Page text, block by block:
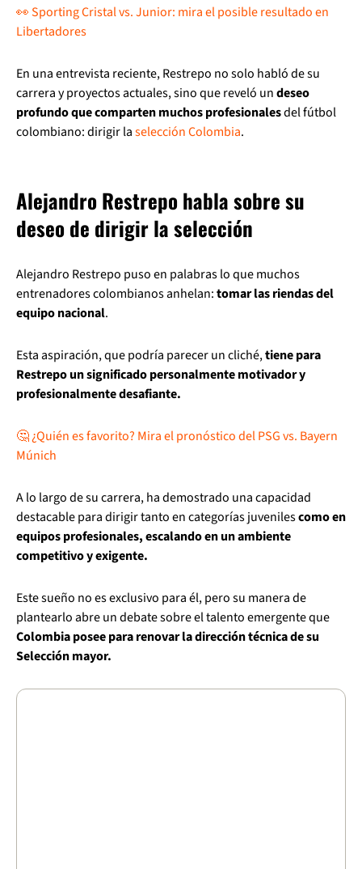
👀 Sporting Cristal vs. Junior: mira el posible resultado en
Libertadores
En una entrevista reciente, Restrepo no solo habló de su
carrera y proyectos actuales, sino que reveló undeseo
profundo que comparten muchos profesionalesdel fútbol
colombiano: dirigir laselección Colombia.
Alejandro Restrepo habla sobre su
deseo de dirigir la selección
Alejandro Restrepo puso en palabras lo que muchos
entrenadores colombianos anhelan:tomar las riendas del
equipo nacional.
Esta aspiración, que podría parecer un cliché,tiene para
Restrepo un significado personalmente motivador y
profesionalmente desafiante.
🤔 ¿Quién es favorito? Mira el pronóstico del PSG vs. Bayern
Múnich
A lo largo de su carrera, ha demostrado una capacidad
destacable para dirigir tanto en categorías juvenilescomo en
equipos profesionales, escalando en un ambiente
competitivo y exigente.
Este sueño no es exclusivo para él, pero su manera de
plantearlo abre un debate sobre el talento emergente que
Colombia posee para renovar la dirección técnica de su
Selección mayor.